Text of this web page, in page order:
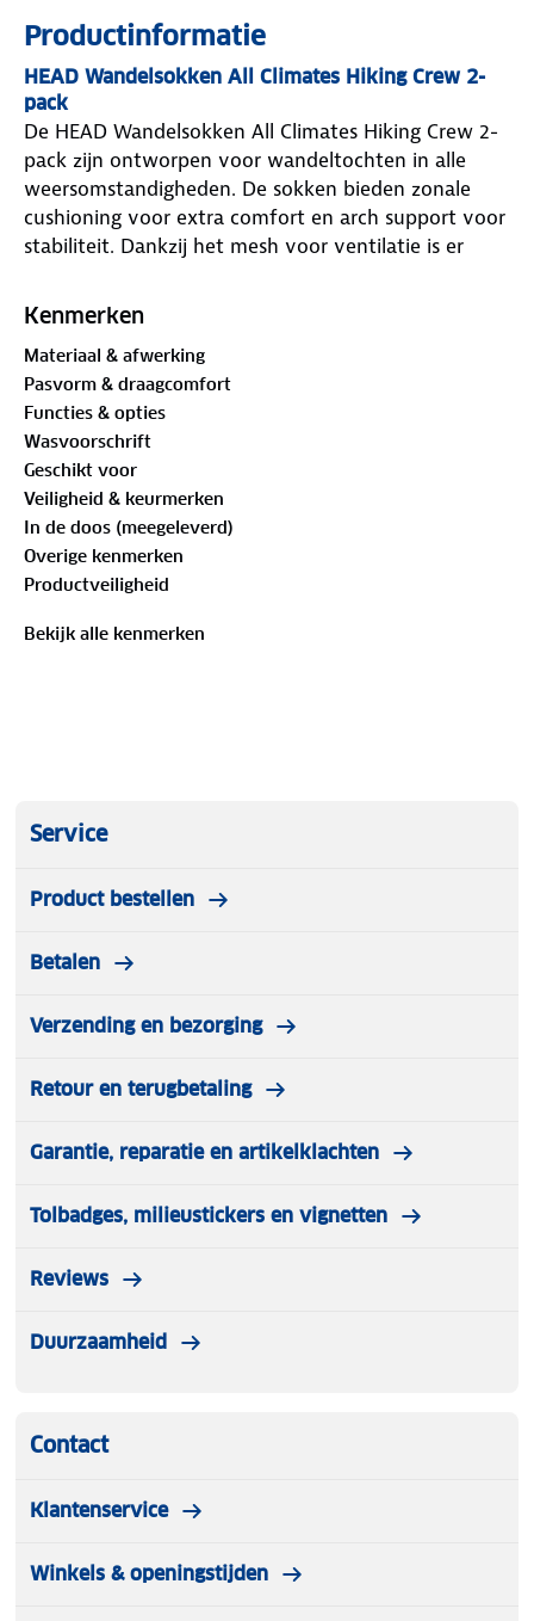
Productinformatie
HEAD Wandelsokken All Climates Hiking Crew 2-
pack
De HEAD Wandelsokken All Climates Hiking Crew 2-
pack zijn ontworpen voor wandeltochten in alle
weersomstandigheden. De sokken bieden zonale
cushioning voor extra comfort en arch support voor
stabiliteit. Dankzij het mesh voor ventilatie is er
gemaakt van gerecycled materiaal, wat bijdraagt
aan een duurzamere keuze. Ze hebben een flex zone
voor meer bewegingsvrijheid en een dubbel-laags
comfortabele boord voor extra ondersteuning.
Eigenschappen van de HEAD Wandelsokken All
Climates Hiking Crew 2-pack.
Merk: HEAD
Inhoud: 2 paar wandelsokken
Maten : 35/38, 39/42, 43/46
Geslacht: Unisex
Kenmerken
Materiaal & afwerking
Pasvorm & draagcomfort
Functies & opties
Wasvoorschrift
Geschikt voor
Veiligheid & keurmerken
In de doos (meegeleverd)
Overige kenmerken
Productveiligheid
Bekijk alle kenmerken
Service
Product bestellen
Betalen
Verzending en bezorging
Retour en terugbetaling
Garantie, reparatie en artikelklachten
Tolbadges, milieustickers en vignetten
Reviews
Duurzaamheid
Contact
Klantenservice
Winkels & openingstijden